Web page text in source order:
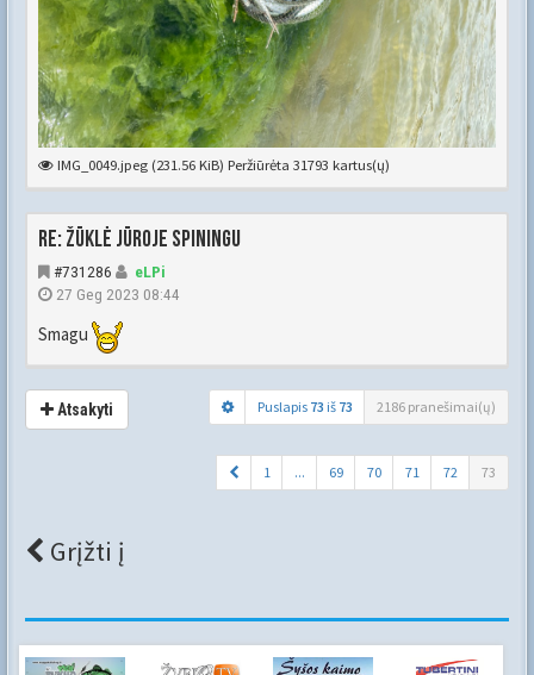
IMG_0049.jpeg (231.56 KiB) Peržiūrėta 31793 kartus(ų)
Re: Žūklė jūroje spiningu
#731286
eLPi
27 Geg 2023 08:44
Smagu
Atsakyti Puslapis 73 iš 73 2186 pranešimai(ų)
1 ... 69 70 71 72 73
Grįžti į